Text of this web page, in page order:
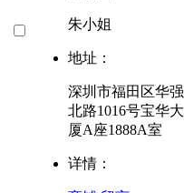
朱小姐
地址：
深圳市福田区华强
北路1016号宝华大
厦A座1888A室
详情：